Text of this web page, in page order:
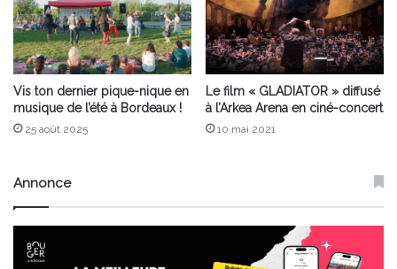
Vis ton dernier pique-nique en
musique de l’été à Bordeaux !
25 août 2025
Le film « GLADIATOR » diffusé
à l’Arkea Arena en ciné-concert
10 mai 2021
Annonce